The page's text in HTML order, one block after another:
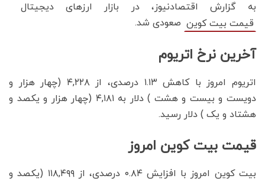
به گزارش اقتصادنیوز، در بازار ارزهای دیجیتال
قیمت بیت کوین صعودی شد.
آخرین نرخ اتریوم
اتریوم امروز با کاهش ۱.۱۳ درصدی، از ۴,۲۲۸ (چهار هزار و
دویست و بیست و هشت ) دلار به ۴,۱۸۱ (چهار هزار و یکصد و
هشتاد و یک ) دلار رسید.
قیمت بیت کوین امروز
بیت کوین امروز با افزایش ۰.۸۴ درصدی، از ۱۱۸,۴۹۹ (یکصد و